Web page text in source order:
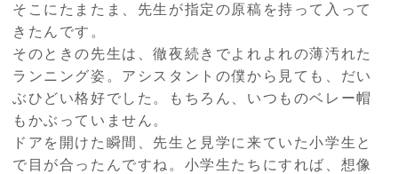
そこにたまたま、先生が指定の原稿を持って入って
きたんです。
そのときの先生は、徹夜続きでよれよれの薄汚れた
ランニング姿。アシスタントの僕から見ても、だい
ぶひどい格好でした。もちろん、いつものベレー帽
もかぶっていません。
ドアを開けた瞬間、先生と見学に来ていた小学生と
で目が合ったんですね。小学生たちにすれば、想像